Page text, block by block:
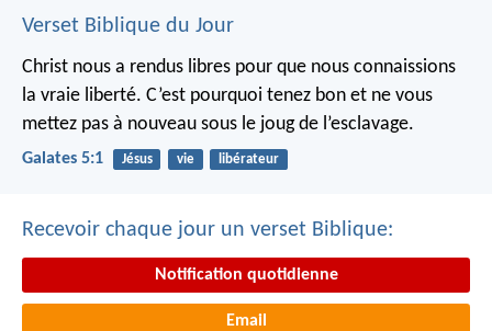
Verset Biblique du Jour
Christ nous a rendus libres pour que nous connaissions
la vraie liberté. C’est pourquoi tenez bon et ne vous
mettez pas à nouveau sous le joug de l’esclavage.
Galates 5:1 Jésus vie libérateur
Recevoir chaque jour un verset Biblique:
Notification quotidienne
Email